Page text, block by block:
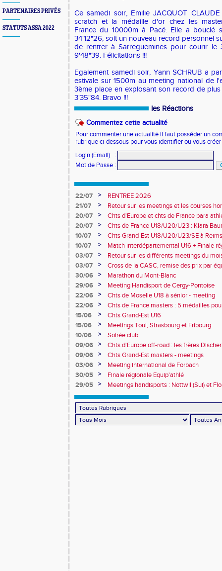
PARTENAIRES PRIVÉS
STATUTS ASSA 2022
Ce samedi soir, Emilie JACQUOT
scratch et la médaille d'or chez les
France du 10000m à Pacé. Elle a bouclé
34'12"26, soit un nouveau record personnel
de rentrer à Sarreguemines pour courir le
9'48"39. Félicitations !!!
Egalement samedi soir, Yann SCHRUB a
estivale sur 1500m au meeting national de
3ème place en explosant son record de
3'35"84. Bravo !!!
les Réactions
Commentez cette actualité
Pour commenter une actualité il faut posséder un
rubrique ci-dessous pour vous identifier ou vous
Login (Email)
:
Mot de Passe :
22/07 >
RENTREE 2026
21/07
>
Retour sur les meetings et les courses
20/07
>
Chts d'Europe et chts de France para
champion d'Europe et multiples
20/07 >
Chts de France U18/U20/U23 : Klara
10e
10/07 >
Chts Grand-Est U18/U20/U23/SE à
10/07
>
Match interdépartemental U16 + Finale
Obernai
03/07 >
Retour sur les différents meetings du
03/07
>
Cross de la CASC, remise des prix par
collèges
30/06 >
Marathon du Mont-Blanc
29/06
>
Meeting Handisport de Cergy-Pontoise
22/06
>
Chts de Moselle U18 à sénior - meeting
22/06
>
Chts de France masters : 5 médailles
15/06
>
Chts Grand-Est U16
15/06
>
Meetings Toul, Strasbourg et Fribourg
10/06
>
Soirée club
09/06
>
Chts d'Europe off-road : les frères
09/06
>
Chts Grand-Est masters - meetings
03/06
>
Meeting international de Forbach
30/05
>
Finale régionale Equip'athlé
29/05
> Meetings handisports : Nottwil (Sui) et